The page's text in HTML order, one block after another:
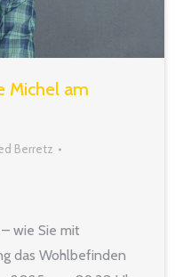
Michel am
Berretz
– wie Sie mit
das Wohlbefinden